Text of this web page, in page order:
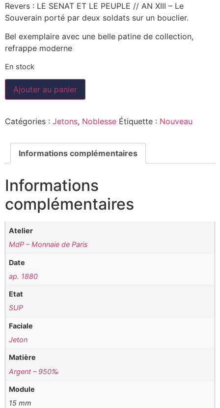
Revers : LE SENAT ET LE PEUPLE // AN XIII – Le
Souverain porté par deux soldats sur un bouclier.
Bel exemplaire avec une belle patine de collection,
refrappe moderne
En stock
Ajouter au panier
Catégories : Jetons, Noblesse Étiquette : Nouveau
Informations complémentaires
Informations
complémentaires
Atelier
MdP – Monnaie de Paris
Date
ap. 1880
Etat
SUP
Faciale
Jeton
Matière
Argent – 950‰
Module
15 mm